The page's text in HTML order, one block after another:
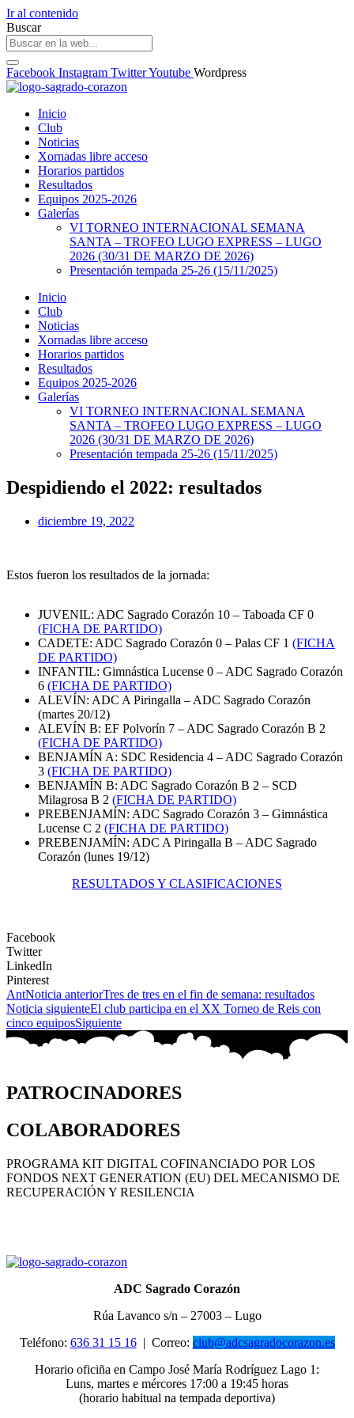
Ir al contenido
Buscar
Facebook Instagram TwitterYoutube Wordpress
Inicio
Club
Noticias
Xornadas libre acceso
Horarios partidos
Resultados
Equipos 2025-2026
Galerías
VI TORNEO INTERNACIONAL SEMANA
SANTA – TROFEO LUGO EXPRESS – LUGO
2026 (30/31 DE MARZO DE 2026)
Presentación tempada 25-26 (15/11/2025)
Inicio
Club
Noticias
Xornadas libre acceso
Horarios partidos
Resultados
Equipos 2025-2026
Galerías
VI TORNEO INTERNACIONAL SEMANA
SANTA – TROFEO LUGO EXPRESS – LUGO
2026 (30/31 DE MARZO DE 2026)
Presentación tempada 25-26 (15/11/2025)
Despidiendo el 2022: resultados
diciembre 19, 2022
Estos fueron los resultados de la jornada:
JUVENIL: ADC Sagrado Corazón 10 – Taboada CF 0
(FICHA DE PARTIDO)
CADETE: ADC Sagrado Corazón 0 – Palas CF 1 (FICHA
DE PARTIDO)
INFANTIL: Gimnástica Lucense 0 – ADC Sagrado Corazón
6 (FICHA DE PARTIDO)
ALEVÍN: ADC A Piringalla – ADC Sagrado Corazón
(martes 20/12)
ALEVÍN B: EF Polvorín 7 – ADC Sagrado Corazón B 2
(FICHA DE PARTIDO)
BENJAMÍN A: SDC Residencia 4 – ADC Sagrado Corazón
3 (FICHA DE PARTIDO)
BENJAMÍN B: ADC Sagrado Corazón B 2 – SCD
Milagrosa B 2 (FICHA DE PARTIDO)
PREBENJAMÍN: ADC Sagrado Corazón 3 – Gimnástica
Lucense C 2 (FICHA DE PARTIDO)
PREBENJAMÍN: ADC A Piringalla B – ADC Sagrado
Corazón (lunes 19/12)
RESULTADOS Y CLASIFICACIONES
Facebook
Twitter
LinkedIn
Pinterest
AntNoticia anteriorTres de tres en el fin de semana: resultados
Noticia siguienteEl club participa en el XX Torneo de Reis con
cinco equiposSiguiente
PATROCINADORES
COLABORADORES
PROGRAMA KIT DIGITAL COFINANCIADO POR LOS
FONDOS NEXT GENERATION (EU) DEL MECANISMO DE
RECUPERACIÓN Y RESILENCIA
ADC Sagrado Corazón
Rúa Lavanco s/n – 27003 – Lugo
Teléfono: 636 31 15 16| Correo: club@adcsagradocorazon.es
Horario oficiña en Campo José María Rodríguez Lago 1:
Luns, martes e mércores 17:00 a 19:45 horas
(horario habitual na tempada deportiva)